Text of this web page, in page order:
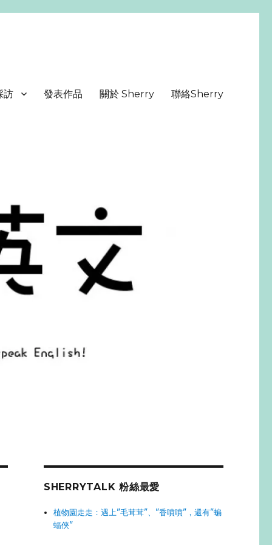
訪 發表作品 關於 Sherry 聯絡Sherry
SHERRYTALK 粉絲最愛
植物園走走：遇上"毛茸茸"、"香噴噴"，還有"蝙
蝠俠"